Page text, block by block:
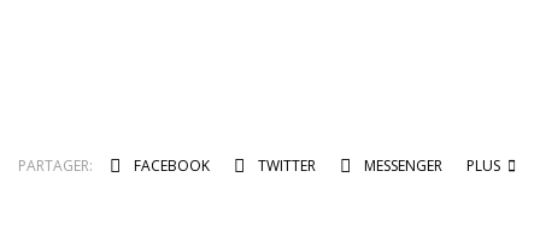
PARTAGER: FACEBOOK TWITTER MESSENGER PLUS